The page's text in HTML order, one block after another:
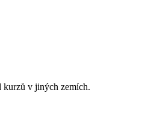
kurzů v jiných zemích.